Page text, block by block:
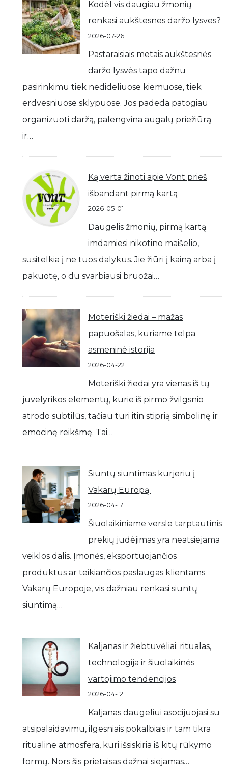
Kodėl vis daugiau žmonių
renkasi aukštesnes daržo lysves?
2026-07-26
Pastaraisiais metais aukštesnės
daržo lysvės tapo dažnu
pasirinkimu tiek nedideliuose kiemuose, tiek
erdvesniuose sklypuose. Jos padeda patogiau
organizuoti daržą, palengvina augalų priežiūrą
ir…
Ką verta žinoti apie Vont prieš
išbandant pirmą kartą
2026-05-01
Daugelis žmonių, pirmą kartą
imdamiesi nikotino maišelio,
susitelkia į ne tuos dalykus. Jie žiūri į kainą arba į
pakuotę, o du svarbiausi bruožai…
Moteriški žiedai – mažas
papuošalas, kuriame telpa
asmeninė istorija
2026-04-22
Moteriški žiedai yra vienas iš tų
juvelyrikos elementų, kurie iš pirmo žvilgsnio
atrodo subtilūs, tačiau turi itin stiprią simbolinę ir
emocinę reikšmę. Tai…
Siuntų siuntimas kurjeriu į
Vakarų Europą
2026-04-17
Šiuolaikiniame versle tarptautinis
prekių judėjimas yra neatsiejama
veiklos dalis. Įmonės, eksportuojančios
produktus ar teikiančios paslaugas klientams
Vakarų Europoje, vis dažniau renkasi siuntų
siuntimą…
Kaljanas ir žiebtuvėliai: ritualas,
technologija ir šiuolaikinės
vartojimo tendencijos
2026-04-12
Kaljanas daugeliui asocijuojasi su
atsipalaidavimu, ilgesniais pokalbiais ir tam tikra
ritualine atmosfera, kuri išsiskiria iš kitų rūkymo
formų. Nors šis prietaisas dažnai siejamas…